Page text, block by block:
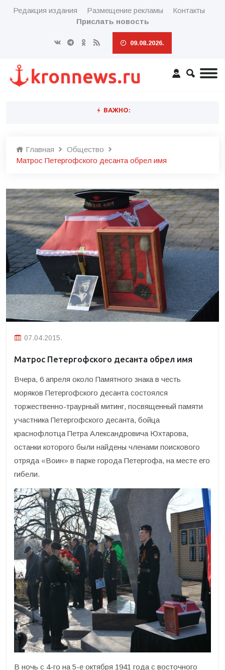
Редакция издания Размещение рекламы
Контакты
Прислать новость
09.08.2026.
ВАЖНО:
Главная
Общество
Матрос Петергофского десанта обрел имя
07.04.2015.
Матрос Петергофского десанта обрел имя
Вчера, 6 апреля около Памятного знака в честь
моряков Петергофского десанта состоялся
торжественно-траурный митинг, посвященный памяти
участника Петергофского десанта, бойца
краснофлотца Петра Александровича Юхтарова,
останки которого были найдены членами поискового
отряда «Воин» в парке города Петергофа, на месте его
гибели.
В ночь с 4-го на 5-е октября 1941 года с восточного